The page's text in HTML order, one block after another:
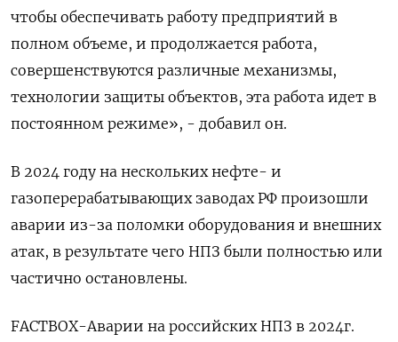
чтобы обеспечивать работу предприятий в
полном объеме, и продолжается работа,
совершенствуются различные механизмы,
технологии защиты объектов, эта работа идет в
постоянном режиме», - добавил он.
В 2024 году на нескольких нефте- и
газоперерабатывающих заводах РФ произошли
аварии из-за поломки оборудования и внешних
атак, в результате чего НПЗ были полностью или
частично остановлены.
FACTBOX-Аварии на российских НПЗ в 2024г.